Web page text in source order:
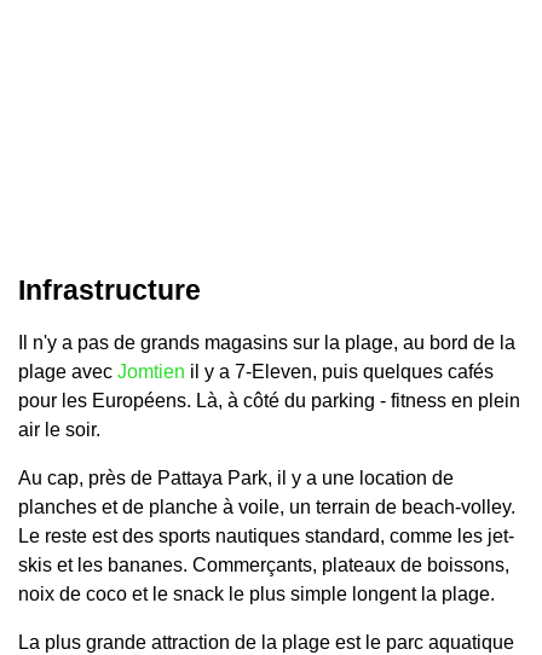
Infrastructure
Il n'y a pas de grands magasins sur la plage, au bord de la
plage avec Jomtien il y a 7-Eleven, puis quelques cafés
pour les Européens. Là, à côté du parking - fitness en plein
air le soir.
Au cap, près de Pattaya Park, il y a une location de
planches et de planche à voile, un terrain de beach-volley.
Le reste est des sports nautiques standard, comme les jet-
skis et les bananes. Commerçants, plateaux de boissons,
noix de coco et le snack le plus simple longent la plage.
La plus grande attraction de la plage est le parc aquatique